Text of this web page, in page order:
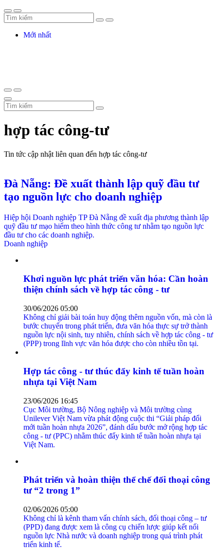
Mới nhất
hợp tác công-tư
Tin tức cập nhật liên quan đến hợp tác công-tư
Đà Nẵng: Đề xuất thành lập quỹ đầu tư
tạo nguồn lực cho doanh nghiệp
Hiệp hội Doanh nghiệp TP Đà Nẵng đề xuất địa phương thành lập
quỹ đầu tư mạo hiểm theo hình thức công tư nhằm tạo nguồn lực
đầu tư cho các doanh nghiệp.
Doanh nghiệp
Khơi nguồn lực phát triển văn hóa: Cần hoàn
thiện chính sách về hợp tác công - tư
30/06/2026 05:00
Không chỉ giải bài toán huy động thêm nguồn vốn, mà còn là
bước chuyển trong phát triển, đưa văn hóa thực sự trở thành
nguồn lực nội sinh, tuy nhiên, chính sách về hợp tác công - tư
(PPP) trong lĩnh vực văn hóa được cho còn nhiều tồn tại.
Hợp tác công - tư thúc đẩy kinh tế tuần hoàn
nhựa tại Việt Nam
23/06/2026 16:45
Cục Môi trường, Bộ Nông nghiệp và Môi trường cùng
Unilever Việt Nam vừa phát động cuộc thi “Giải pháp đổi
mới tuần hoàn nhựa 2026”, đánh dấu bước mở rộng hợp tác
công - tư (PPC) nhằm thúc đẩy kinh tế tuần hoàn nhựa tại
Việt Nam.
Phát triển và hoàn thiện thể chế đối thoại công
tư “2 trong 1”
02/06/2026 05:00
Không chỉ là kênh tham vấn chính sách, đối thoại công – tư
(PPD) đang được xem là công cụ chiến lược giúp kết nối
nguồn lực Nhà nước và doanh nghiệp trong quá trình phát
triển kinh tế.